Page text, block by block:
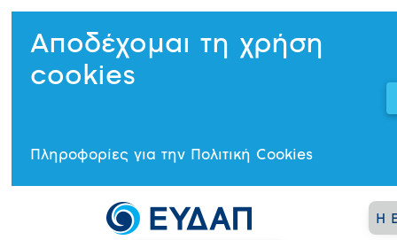
Αποδέχομαι τη χρήση
cookies
Πληροφορίες για την Πολιτική Cookies
Η